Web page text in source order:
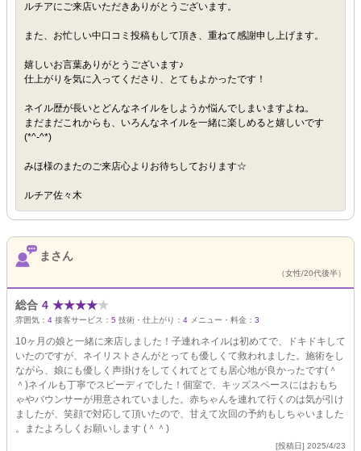
ルチアにご来店いただきありがとうございます。
また、お忙しい中口コミ投稿もして頂き、重ねて感謝申し上げます。
嬉しいお言葉ありがとうございます♪
仕上がりを気に入ってくださり、とてもよかったです！
ネイル歴が長いとどんなネイルをしようか悩んでしまいますよね。
まだまだこれからも、いろんなネイルを一緒に楽しめると嬉しいです
(*^-^*)
みほ様のまたのご来店心よりお待ちしております☆
ルチア佐々木
まさん
（女性/20代後半）
総合 4 ★★★★★
雰囲気： 4 接客サービス： 5 技術・仕上がり： 4 メニュー・料金： 3
10ヶ月の娘と一緒に来店しました！子連れネイルは初めてで、ドキドキして
いたのですが、ネイリストさんがとっても優しくて救われました。施術をし
ながら、娘にも優しく声掛けをしてくれてとても居心地が良かったです(＾
＾)ネイルも丁寧でスピーディでした！個室で、キッズスペースにはおもち
ゃやバウンサーが用意されていました。赤ちゃんを連れて行くのは気が引け
ましたが、笑顔で対応して頂いたので、甘えて次回の予約もしちゃいました
。またよろしくお願いします (＾＾)
[投稿日] 2025/4/23